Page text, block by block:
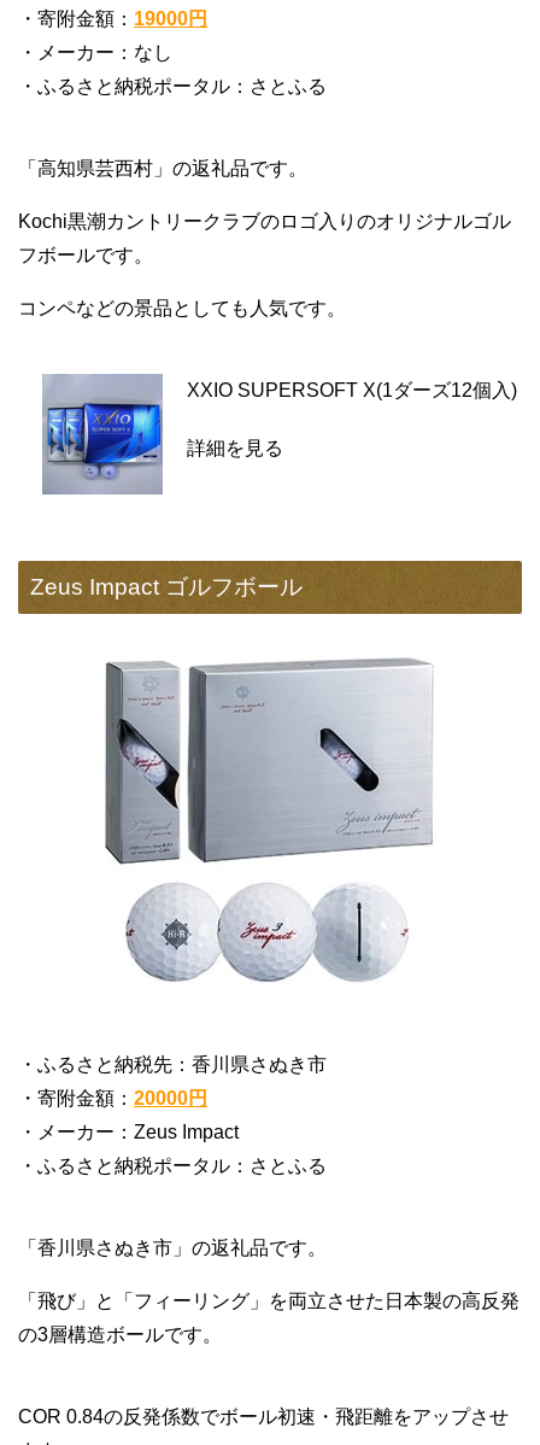
・寄附金額： 19000円
・メーカー：なし
・ふるさと納税ポータル：さとふる
「高知県芸西村」の返礼品です。
Kochi黒潮カントリークラブのロゴ入りのオリジナルゴル
フボールです。
コンペなどの景品としても人気です。
XXIO SUPERSOFT X(1ダーズ12個入)
詳細を見る
Zeus Impact ゴルフボール
・ふるさと納税先：香川県さぬき市
・寄附金額： 20000円
・メーカー：Zeus Impact
・ふるさと納税ポータル：さとふる
「香川県さぬき市」の返礼品です。
「飛び」と「フィーリング」を両立させた日本製の高反発
の3層構造ボールです。
COR 0.84の反発係数でボール初速・飛距離をアップさせ